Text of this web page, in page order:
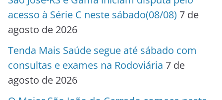
acesso à Série C neste sábado(08/08) 7 de
agosto de 2026
Tenda Mais Saúde segue até sábado com
consultas e exames na Rodoviária 7 de
agosto de 2026